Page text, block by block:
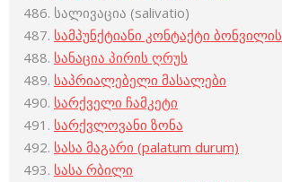
სალივაცია (salivatio)
სამპუნქტიანი კონტაქტი ბონვილის
სანაცია პირის ღრუს
საპრიალებელი მასალები
სარქველი ჩამკეტი
სარქვლოვანი ზონა
სასა მაგარი (palatum durum)
სასა რბილი